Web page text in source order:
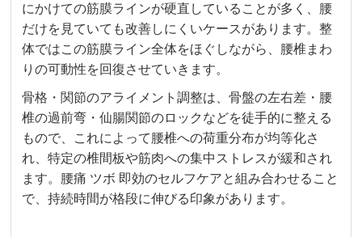
にかけての筋膜ラインが硬直していることが多く、腰
だけを見ていても改善しにくいケースがあります。整
体ではこの筋膜ライン全体をほぐしながら、腰椎まわ
りの可動性を回復させていきます。
骨格・関節のアライメント調整は、骨盤の左右差・腰
椎の過前弯・仙腸関節のロックなどを徒手的に整える
もので、これによって腰椎への荷重分布が均等化さ
れ、特定の椎間板や筋肉への集中ストレスが緩和され
ます。腰痛 ツボ 即効のセルフケアと組み合わせること
で、持続時間が格段に伸びる印象があります。